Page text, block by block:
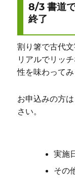
8/3 書道
終了
割り箸で古代
リアルでリッ
性を味わってみ
お申込みの方
さい。
実施
その